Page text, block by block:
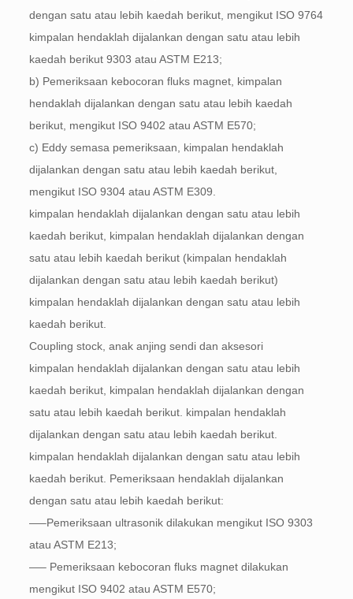
dengan satu atau lebih kaedah berikut, mengikut ISO 9764
kimpalan hendaklah dijalankan dengan satu atau lebih
kaedah berikut 9303 atau ASTM E213;
b) Pemeriksaan kebocoran fluks magnet, kimpalan
hendaklah dijalankan dengan satu atau lebih kaedah
berikut, mengikut ISO 9402 atau ASTM E570;
c) Eddy semasa pemeriksaan, kimpalan hendaklah
dijalankan dengan satu atau lebih kaedah berikut,
mengikut ISO 9304 atau ASTM E309.
kimpalan hendaklah dijalankan dengan satu atau lebih
kaedah berikut, kimpalan hendaklah dijalankan dengan
satu atau lebih kaedah berikut (kimpalan hendaklah
dijalankan dengan satu atau lebih kaedah berikut)
kimpalan hendaklah dijalankan dengan satu atau lebih
kaedah berikut.
Coupling stock, anak anjing sendi dan aksesori
kimpalan hendaklah dijalankan dengan satu atau lebih
kaedah berikut, kimpalan hendaklah dijalankan dengan
satu atau lebih kaedah berikut. kimpalan hendaklah
dijalankan dengan satu atau lebih kaedah berikut.
kimpalan hendaklah dijalankan dengan satu atau lebih
kaedah berikut. Pemeriksaan hendaklah dijalankan
dengan satu atau lebih kaedah berikut:
—–Pemeriksaan ultrasonik dilakukan mengikut ISO 9303
atau ASTM E213;
—– Pemeriksaan kebocoran fluks magnet dilakukan
mengikut ISO 9402 atau ASTM E570;